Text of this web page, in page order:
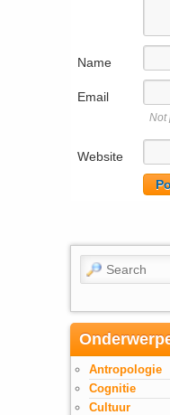
Name
Email
Not
Website
Search
Antropologie
Cognitie
Cultuur